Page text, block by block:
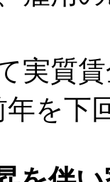
実質賃
を下